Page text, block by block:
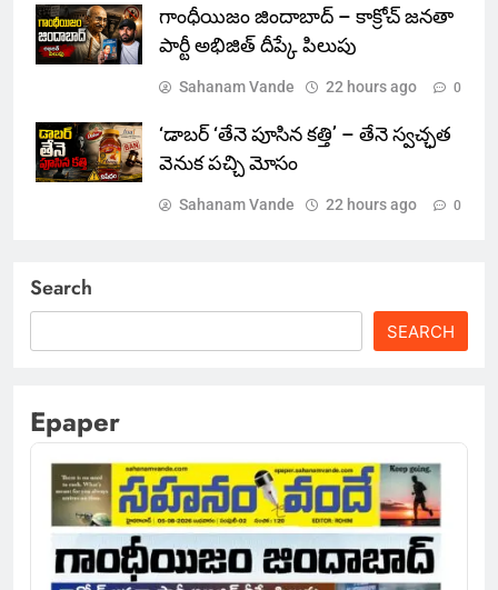
గాంధీయిజం జిందాబాద్ – కాక్రోచ్ జనతా
పార్టీ అభిజిత్ దీప్కే పిలుపు
Sahanam Vande 22 hours ago 0
‘డాబర్ ‘తేనె పూసిన కత్తి’ – తేనె స్వచ్ఛత
వెనుక పచ్చి మోసం
Sahanam Vande 22 hours ago 0
Search
SEARCH
Epaper